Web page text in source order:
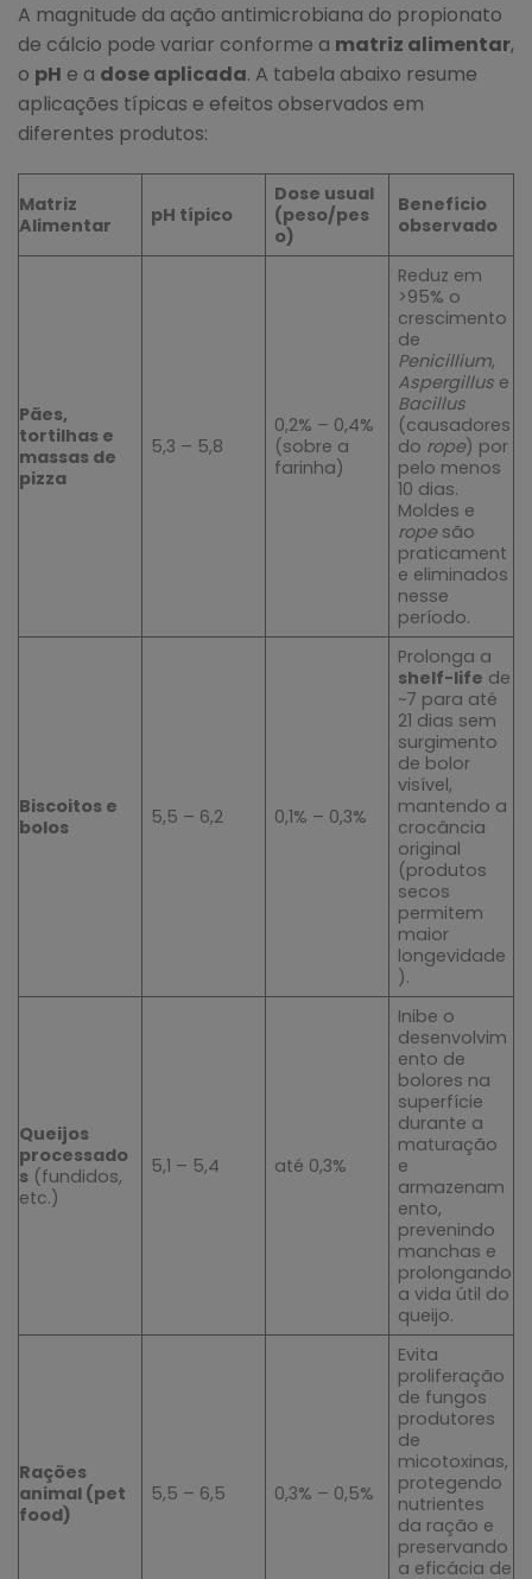
A magnitude da ação antimicrobiana do propionato
de cálcio pode variar conforme a matriz alimentar,
o pH e a dose aplicada. A tabela abaixo resume
aplicações típicas e efeitos observados em
diferentes produtos:
Matriz
Alimentar
pH típico
Dose usual
(peso/pes
o)
Benefício
observado
Pães,
tortilhas e
massas de
pizza
5,3 – 5,8
0,2% – 0,4%
(sobre a
farinha)
Reduz em
>95% o
crescimento
de
Penicillium,
Aspergillus e
Bacillus
(causadores
do rope) por
pelo menos
10 dias.
Moldes e
ropesão
praticament
e eliminados
nesse
período.
Biscoitos e
bolos
5,5 – 6,2 0,1% – 0,3%
Prolonga a
shelf-life de
~7 para até
21 dias sem
surgimento
de bolor
visível,
mantendo a
crocância
original
(produtos
secos
permitem
maior
longevidade
).
Queijos
processado
s (fundidos,
etc.)
5,1 – 5,4 até 0,3%
Inibe o
desenvolvim
ento de
bolores na
superfície
durante a
maturação
e
armazenam
ento,
prevenindo
manchas e
prolongando
a vida útil do
queijo.
Rações
animal (pet
food)
5,5 – 6,5 0,3% – 0,5%
Evita
proliferação
de fungos
produtores
de
micotoxinas,
protegendo
nutrientes
da ração e
preservando
a eficácia de